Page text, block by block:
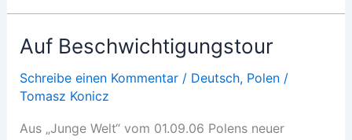
Parlamentsbasis
Auf Beschwichtigungstour
Schreibe einen Kommentar / Deutsch, Polen/
Tomasz Konicz
Aus „Junge Welt“ vom 01.09.06 Polens neuer